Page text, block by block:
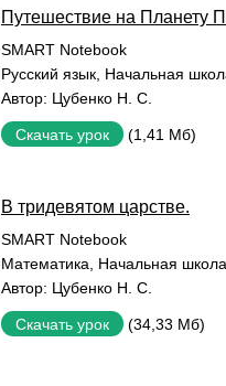
Путешествие на Планету
SMART Notebook
Русский язык Начальная
Автор: Цубенко Н. С.
Скачать урок (1,41 Мб)
В тридевятом царстве.
SMART Notebook
Математика
Начальная школа
Автор: Цубенко Н. С.
Скачать урок (34,33 Мб)